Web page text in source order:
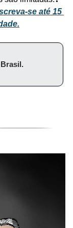
se até 15